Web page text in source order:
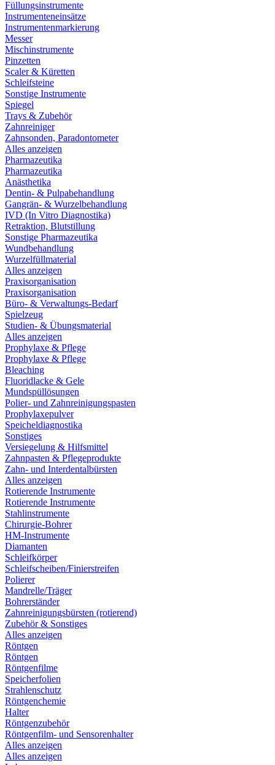
Füllungsinstrumente
Instrumenteneinsätze
Instrumentenmarkierung
Messer
Mischinstrumente
Pinzetten
Scaler & Küretten
Schleifsteine
Sonstige Instrumente
Spiegel
Trays & Zubehör
Zahnreiniger
Zahnsonden, Paradontometer
Alles anzeigen
Pharmazeutika
Pharmazeutika
Anästhetika
Dentin- & Pulpabehandlung
Gangrän- & Wurzelbehandlung
IVD (In Vitro Diagnostika)
Retraktion, Blutstillung
Sonstige Pharmazeutika
Wundbehandlung
Wurzelfüllmaterial
Alles anzeigen
Praxisorganisation
Praxisorganisation
Büro- & Verwaltungs-Bedarf
Spielzeug
Studien- & Übungsmaterial
Alles anzeigen
Prophylaxe & Pflege
Prophylaxe & Pflege
Bleaching
Fluoridlacke & Gele
Mundspüllösungen
Polier- und Zahnreinigungspasten
Prophylaxepulver
Speicheldiagnostika
Sonstiges
Versiegelung & Hilfsmittel
Zahnpasten & Pflegeprodukte
Zahn- und Interdentalbürsten
Alles anzeigen
Rotierende Instrumente
Rotierende Instrumente
Stahlinstrumente
Chirurgie-Bohrer
HM-Instrumente
Diamanten
Schleifkörper
Schleifscheiben/Finierstreifen
Polierer
Mandrelle/Träger
Bohrerständer
Zahnreinigungsbürsten (rotierend)
Zubehör & Sonstiges
Alles anzeigen
Röntgen
Röntgen
Röntgenfilme
Speicherfolien
Strahlenschutz
Röntgenchemie
Halter
Röntgenzubehör
Röntgenfilm- und Sensorenhalter
Alles anzeigen
Alles anzeigen